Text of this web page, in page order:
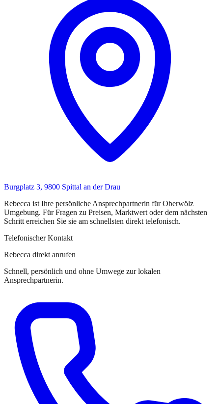
Burgplatz 3, 9800 Spittal an der Drau
Rebecca ist Ihre persönliche Ansprechpartnerin für Oberwölz
Umgebung. Für Fragen zu Preisen, Marktwert oder dem nächsten
Schritt erreichen Sie sie am schnellsten direkt telefonisch.
Telefonischer Kontakt
Rebecca direkt anrufen
Schnell, persönlich und ohne Umwege zur lokalen
Ansprechpartnerin.